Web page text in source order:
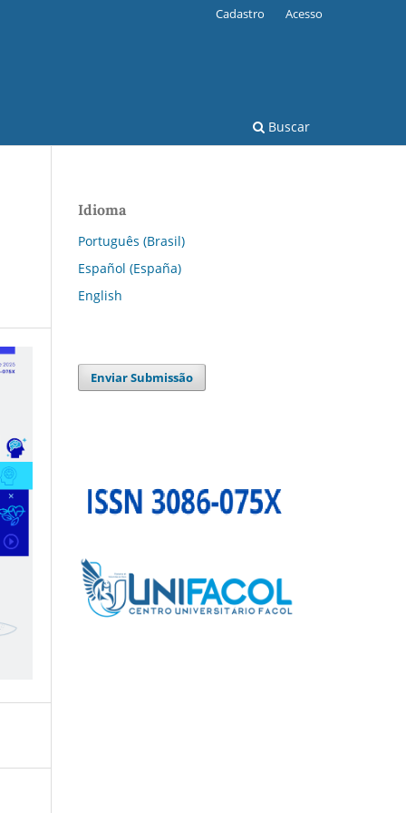
Buscar
Cadastro Acesso
Idioma
Português (Brasil)
Español (España)
English
Enviar Submissão